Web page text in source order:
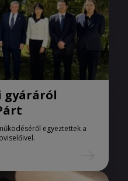
gyáráról
egyeztettek a